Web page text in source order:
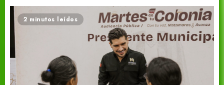
2 minutos leídos